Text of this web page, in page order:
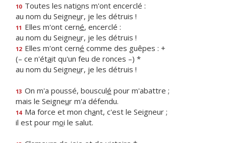
10 Toutes les nations m'ont encerclé :
au nom du Seigneur, je les détruis !
11 Elles m'ont cerné, encerclé :
au nom du Seigneur, je les détruis !
12 Elles m'ont cerné comme des guêpes : +
(– ce n'était qu'un feu de ronces –) *
au nom du Seigneur, je les détruis !
13 On m'a poussé, bousculé pour m'abattre ;
mais le Seigneur m'a défendu.
14 Ma force et mon chant, c'est le Seigneur ;
il est pour moi le salut.